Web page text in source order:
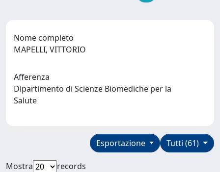
Nome completo
MAPELLI, VITTORIO
Afferenza
Dipartimento di Scienze Biomediche per la
Salute
Tutti (61)
Esportazione
Mostra
records